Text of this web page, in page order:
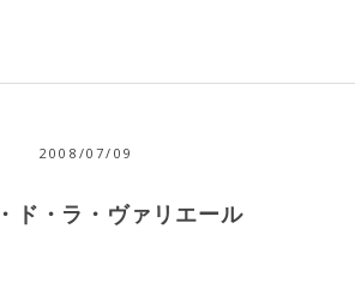
2008/07/09
ド・ラ・ヴァリエール